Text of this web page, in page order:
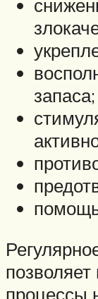
запаса;
процессы